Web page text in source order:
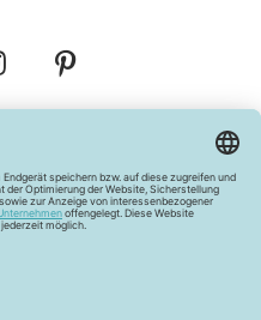
Vertrag widerrufen